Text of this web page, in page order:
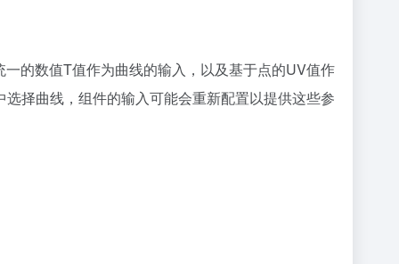
的数值T值作为曲线的输入，以及基于点的UV值作
择曲线，组件的输入可能会重新配置以提供这些参